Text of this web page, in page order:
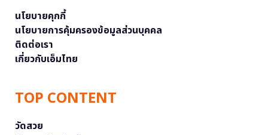
นโยบายคุกกี้
นโยบายการคุ้มครองข้อมูลส่วนบุคคล
ติดต่อเรา
เกี่ยวกับเอ็มไทย
TOP CONTENT
วัดสวย